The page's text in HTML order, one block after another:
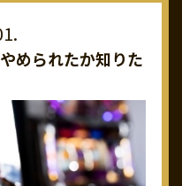
やめられたか知りた